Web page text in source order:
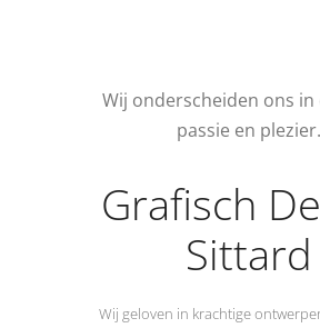
Wij onderscheiden ons in
passie en plezier.
Grafisch
Sittard
Wij geloven in krachtige